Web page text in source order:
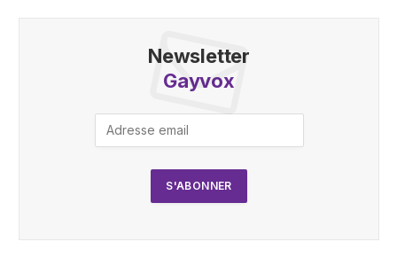
Newsletter
Gayvox